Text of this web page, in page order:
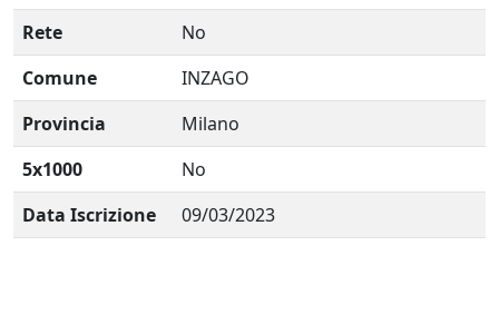
Rete
No
Comune
INZAGO
Provincia
Milano
5x1000
No
Data Iscrizione
09/03/2023